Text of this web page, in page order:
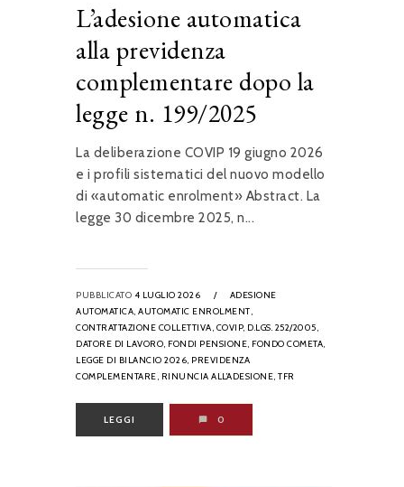
L’adesione automatica
alla previdenza
complementare dopo la
legge n. 199/2025
La deliberazione COVIP 19 giugno 2026
e i profili sistematici del nuovo modello
di «automatic enrolment» Abstract. La
legge 30 dicembre 2025, n...
PUBBLICATO 4 LUGLIO 2026 /
ADESIONE
AUTOMATICA, AUTOMATIC ENROLMENT,
CONTRATTAZIONE COLLETTIVA, COVIP, D.LGS. 252/2005,
DATORE DI LAVORO, FONDI PENSIONE, FONDO COMETA,
LEGGE DI BILANCIO 2026, PREVIDENZA
COMPLEMENTARE, RINUNCIA ALL’ADESIONE, TFR
LEGGI 0